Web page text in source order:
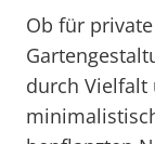
Ob für
durch Vielfalt